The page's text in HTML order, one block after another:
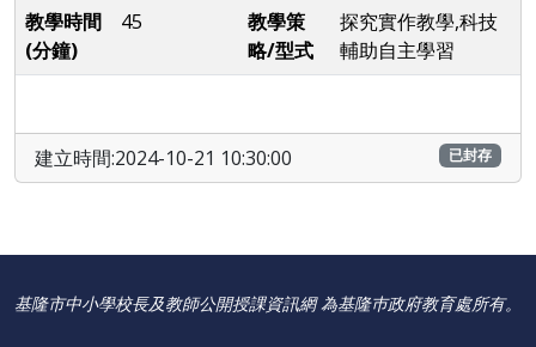
教學時間
(分鐘)
45
教學策
略/型式
探究實作教學,科技
輔助自主學習
建立時間:2024-10-21 10:30:00 已封存
基隆市中小學校長及教師公開授課資訊網 為基隆巿政府教育處所有。